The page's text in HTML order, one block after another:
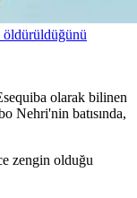
öldürüldüğünü
olarak bilinen
Nehri'nin batısında,
zengin olduğu